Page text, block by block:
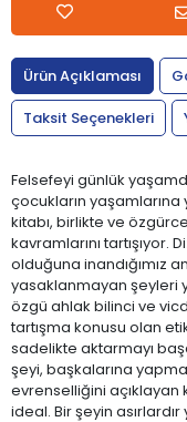
Ürün Açıklaması
Taksit Seçenekleri
Felsefeyi günlük
çocukların yaşamlarına
kitabı, birlikte ve
kavramlarını tartışıyor.
olduğuna inandığımız
yasaklanmayan şeyleri
özgü ahlak bilinci ve
tartışma konusu olan
sadelikte aktarmayı
şeyi, başkalarına
evrenselliğini açıklayan
ideal. Bir şeyin